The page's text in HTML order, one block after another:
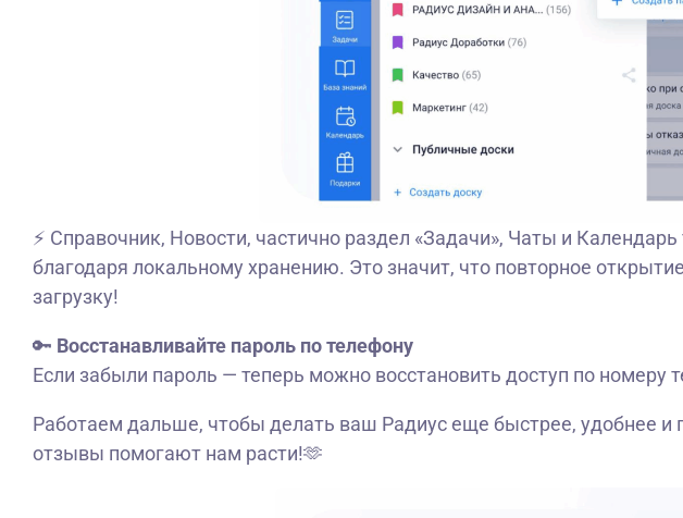
⚡ Справочник, Новости, частично раздел «Задачи», Чаты и
благодаря локальному хранению. Это значит, что повторное
загрузку!
🔑 Восстанавливайте пароль по телефону
Если забыли пароль — теперь можно восстановить доступ по номеру
Работаем дальше, чтобы делать ваш Радиус еще быстрее, удобнее
отзывы помогают нам расти!🫶